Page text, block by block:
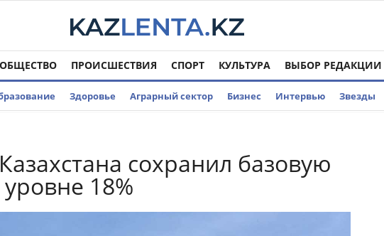
ОБЩЕСТВО ПРОИСШЕСТВИЯ СПОРТ КУЛЬТУРА ВЫБОР РЕДАКЦИИ
Здоровье Аграрный сектор Бизнес Интервью Звезды
сохранил базовую
18%